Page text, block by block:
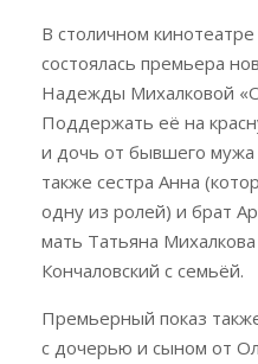
В столичном
состоялась премьера
Надежды Михалковой
Поддержать её на
и дочь от бывшего
также сестра Анна
одну из ролей) и брат
мать Татьяна
Кончаловский с семьёй.
Премьерный показ
с дочерью и сыном от